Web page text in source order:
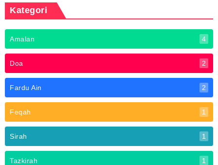
Kategori
Amalan 4
Doa 2
Fardu Ain 2
Feqah 1
Sirah 1
Tazkirah 1